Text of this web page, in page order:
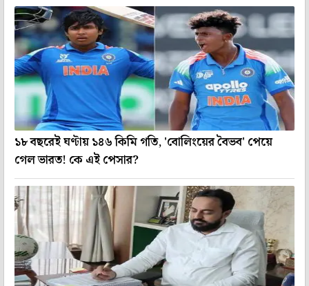
১৮ বছরেই ঘণ্টায় ১৪৬ কিমি গতি, 'বোলিংয়ের বৈভব' পেয়ে
গেল ভারত! কে এই পেসার?